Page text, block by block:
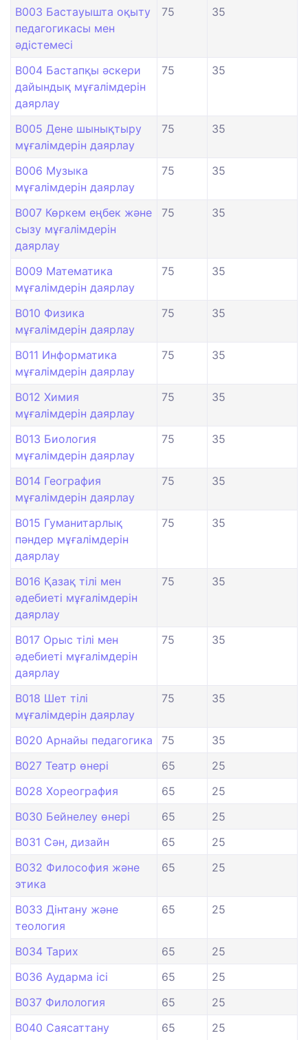
B003 Бастауышта оқыту
педагогикасы мен
әдістемесі
75 35
B004 Бастапқы әскери
дайындық мұғалімдерін
даярлау
75 35
B005 Дене шынықтыру
мұғалімдерін даярлау
75 35
B006 Музыка
мұғалімдерін даярлау
75 35
B007 Көркем еңбек және
сызу мұғалімдерін
даярлау
75 35
B009 Математика
мұғалімдерін даярлау
75 35
B010 Физика
мұғалімдерін даярлау
75 35
B011 Информатика
мұғалімдерін даярлау
75 35
B012 Химия
мұғалімдерін даярлау
75 35
B013 Биология
мұғалімдерін даярлау
75 35
B014 География
мұғалімдерін даярлау
75 35
B015 Гуманитарлық
пәндер мұғалімдерін
даярлау
75 35
B016 Қазақ тілі мен
әдебиеті мұғалімдерін
даярлау
75 35
B017 Орыс тілі мен
әдебиеті мұғалімдерін
даярлау
75 35
B018 Шет тілі
мұғалімдерін даярлау
75 35
B020 Арнайы педагогика 75
35
B027 Театр өнері
65
25
B028 Хореография
65
25
B030 Бейнелеу өнері
65
25
B031 Сән, дизайн
65
25
B032 Философия және
этика
65 25
B033 Дінтану және
теология
65 25
B034 Тарих 65
25
B036 Аударма ісі
65
25
B037 Филология
65
25
B040 Саясаттану
65 25